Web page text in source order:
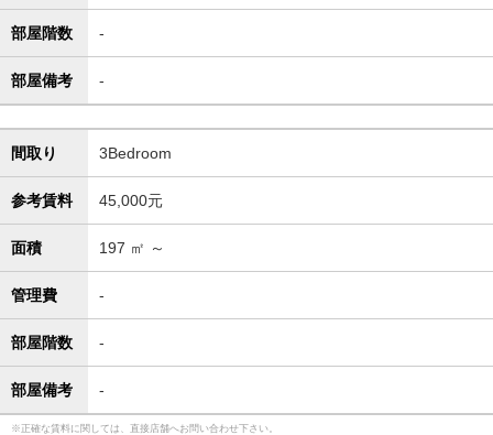
部屋階数 -
部屋備考 -
間取り 3Bedroom
参考賃料 45,000元
面積 197 ㎡ ～
管理費 -
部屋階数 -
部屋備考 -
正確な賃料に関しては、直接店舗へお問い合わせ下さい。